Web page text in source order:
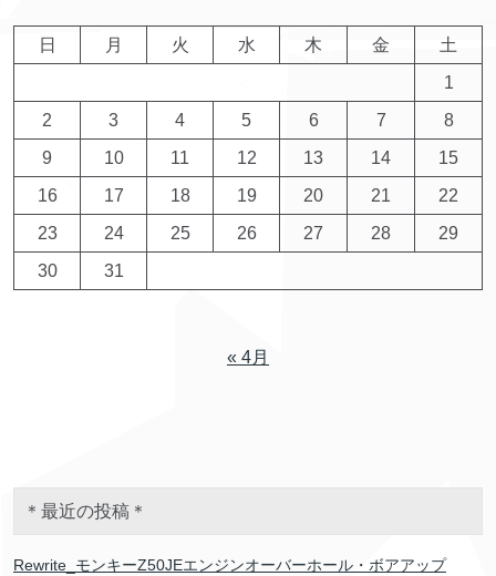
日 月 火 水 木 金
土
1
2
3 4 5 6 7
8
9
10 11 12 13 14
15
16
17 18 19 20 21
22
23
24 25 26 27 28
29
30
31
« 4月
＊最近の投稿＊
Rewrite_モンキーZ50JEエンジンオーバーホール・ボアアップ